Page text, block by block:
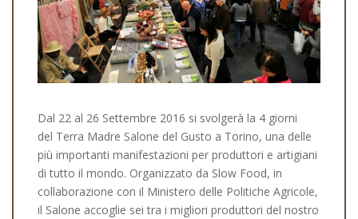
Dal 22 al 26 Settembre 2016 si svolgerà la 4 giorni
del Terra Madre Salone del Gusto a Torino, una delle
più importanti manifestazioni per produttori e artigiani
di tutto il mondo. Organizzato da Slow Food, in
collaborazione con il Ministero delle Politiche Agricole,
il Salone accoglie sei tra i migliori produttori del nostro